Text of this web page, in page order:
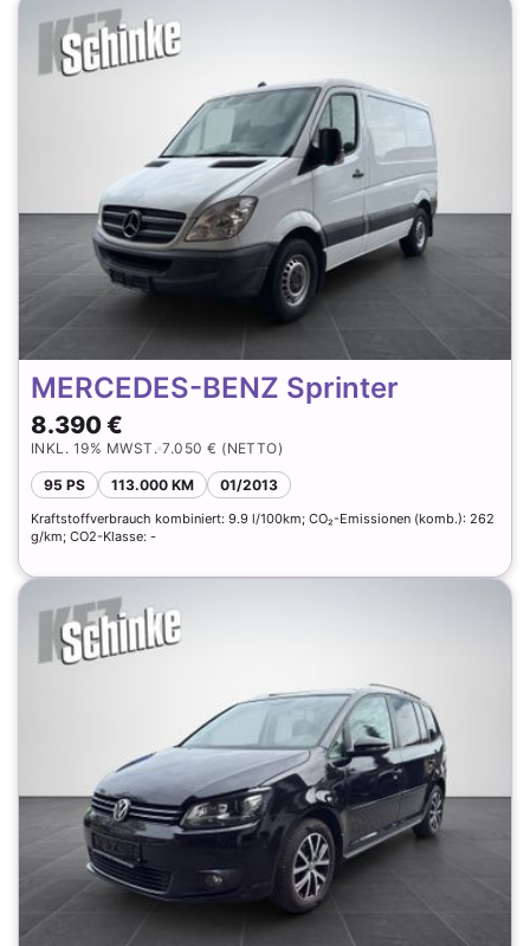
MERCEDES-BENZ Sprinter
8.390 €
INKL. 19% MWST. 7.050 € (NETTO)
95 PS 113.000 KM 01/2013
Kraftstoffverbrauch kombiniert: 9.9 l/100km; CO₂-Emissionen (komb.): 262
g/km; CO2-Klasse: -